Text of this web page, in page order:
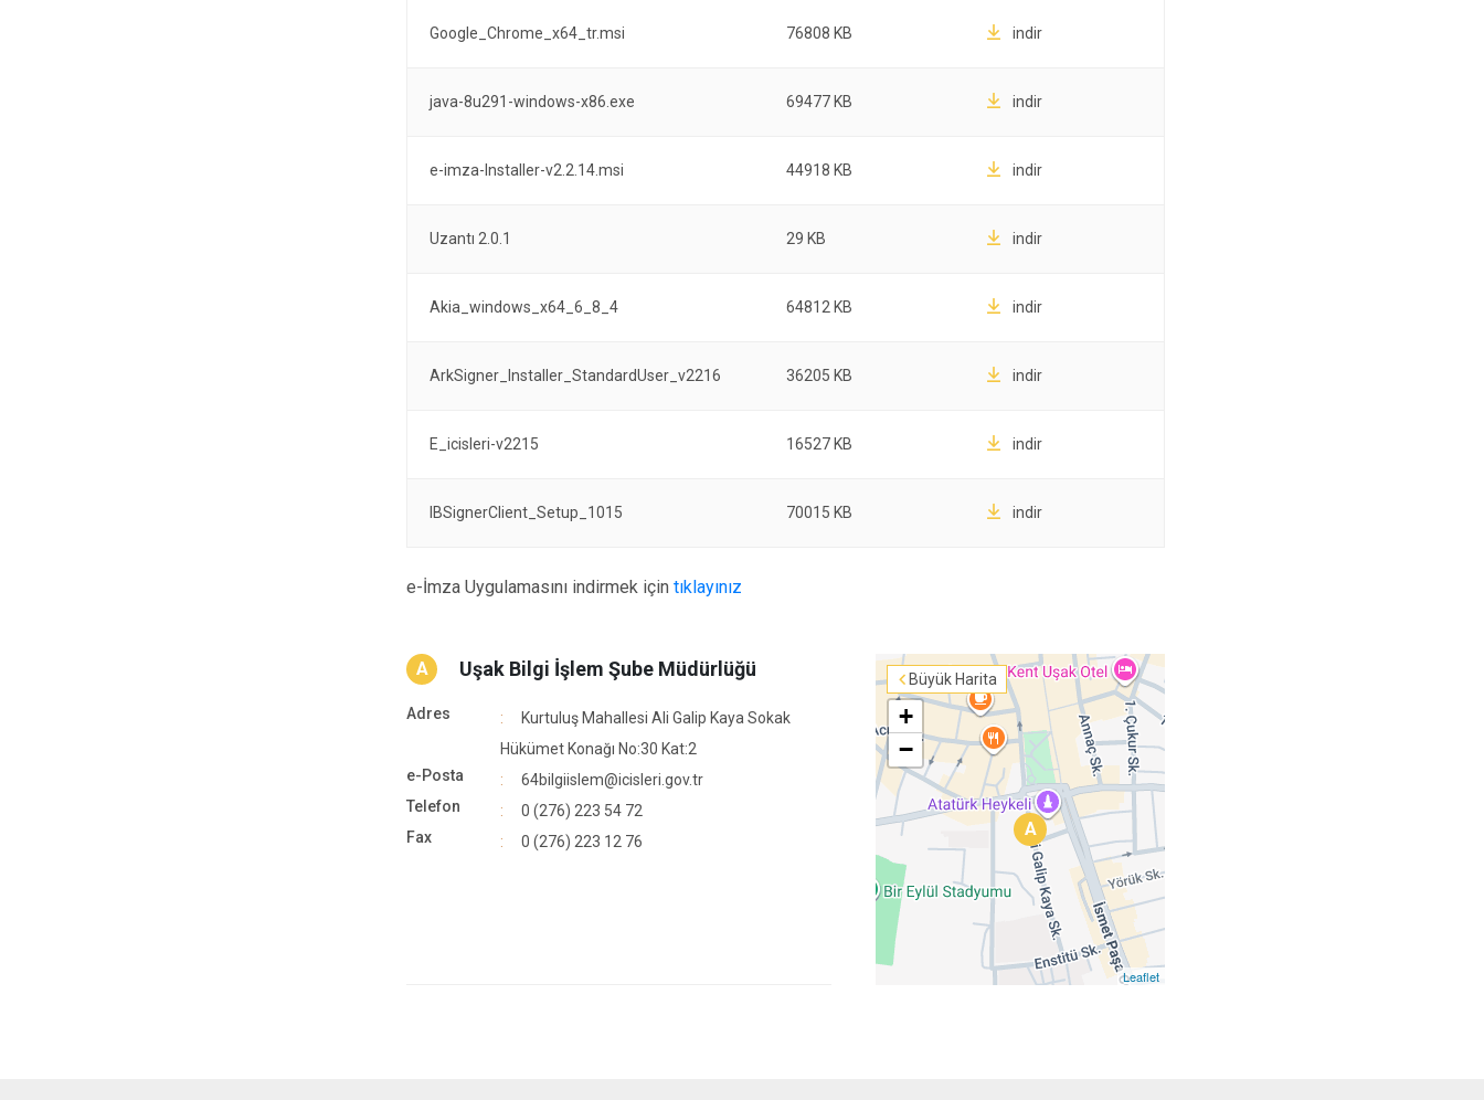
Google_Chrome_x64_tr.msi 76808 KB indir
java-8u291-windows-x86.exe 69477 KB indir
e-imza-Installer-v2.2.14.msi 44918 KB indir
Uzantı 2.0.1 29 KB indir
Akia_windows_x64_6_8_4 64812 KB indir
ArkSigner_Installer_StandardUser_v2216 36205 KB indir
E_icisleri-v2215 16527 KB indir
IBSignerClient_Setup_1015 70015 KB indir
e-İmza Uygulamasını indirmek içintıklayınız
Büyük Harita
A
+
−
Leaflet
A Uşak Bilgi İşlem Şube Müdürlüğü
Adres
Kurtuluş Mahallesi Ali Galip Kaya Sokak
Hükümet Konağı No:30 Kat:2
e-Posta
64bilgiislem@icisleri.gov.tr
Telefon
0 (276) 223 54 72
Fax
0 (276) 223 12 76